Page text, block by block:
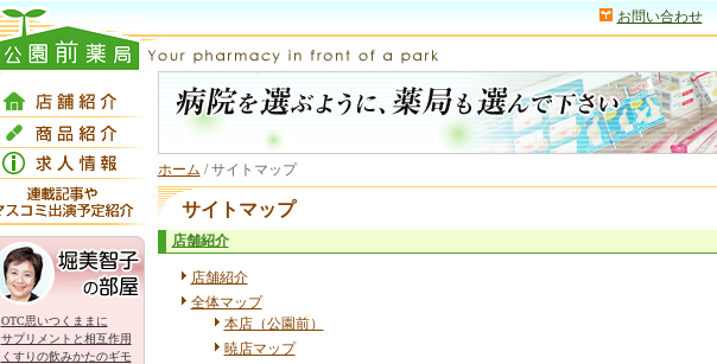
お問い合わせ
OTC思いつくままに
サプリメントと相互作用
くすりの飲みかたのギモ
ホーム / サイトマップ
サイトマップ
店舗紹介
店舗紹介
全体マップ
本店（公園前）
暁店マップ